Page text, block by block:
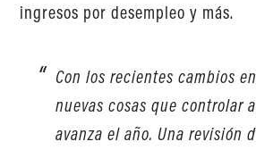
ingresos por desempleo y más.
Con los recientes cambios
nuevas cosas que controlar
avanza el año. Una revisión